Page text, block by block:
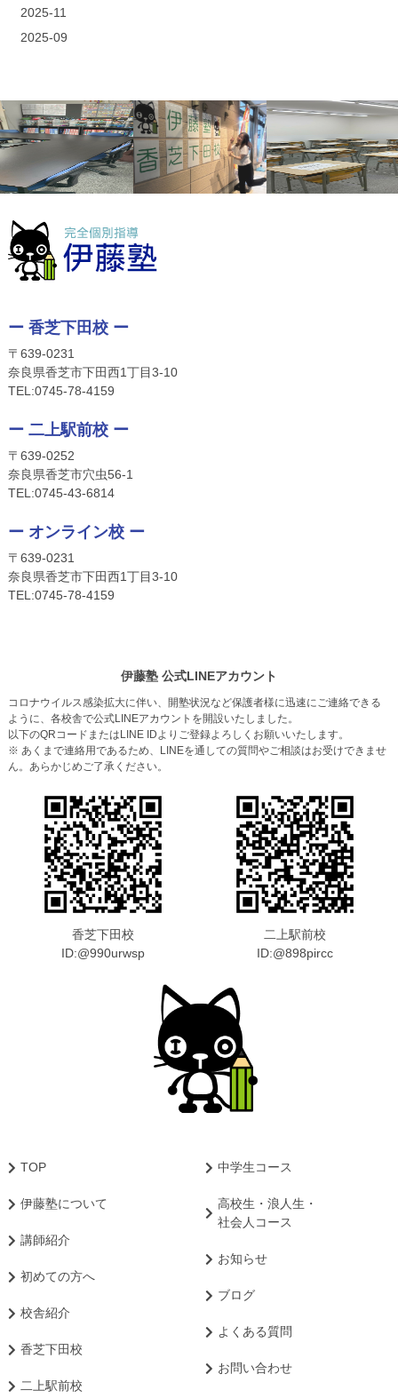
2025-11
2025-09
ー 香芝下田校 ー
〒639-0231
奈良県香芝市下田西1丁目3-10
TEL:0745-78-4159
ー 二上駅前校 ー
〒639-0252
奈良県香芝市穴虫56-1
TEL:0745-43-6814
ー オンライン校 ー
〒639-0231
奈良県香芝市下田西1丁目3-10
TEL:0745-78-4159
伊藤塾 公式LINEアカウント
コロナウイルス感染拡大に伴い、開塾状況など保護者様に迅速にご連絡できる
ように、各校舎で公式LINEアカウントを開設いたしました。
以下のQRコードまたはLINE IDよりご登録よろしくお願いいたします。
※ あくまで連絡用であるため、LINEを通しての質問やご相談はお受けできませ
ん。あらかじめご了承ください。
香芝下田校
ID:@990urwsp
二上駅前校
ID:@898pircc
TOP
伊藤塾について
講師紹介
初めての方へ
校舎紹介
香芝下田校
二上駅前校
中学生コース
高校生・浪人生・
社会人コース
お知らせ
ブログ
よくある質問
お問い合わせ